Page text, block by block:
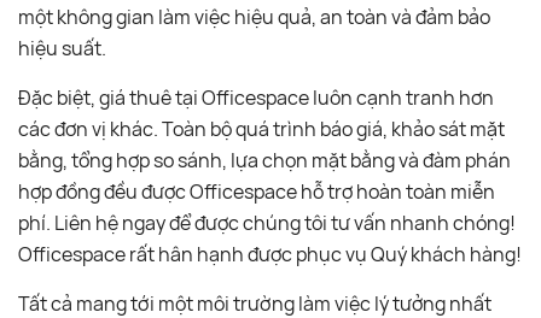
một không gian làm việc hiệu quả, an toàn và đảm bảo
hiệu suất.
Đặc biệt, giá thuê tại Officespace luôn cạnh tranh hơn
các đơn vị khác. Toàn bộ quá trình báo giá, khảo sát mặt
bằng, tổng hợp so sánh, lựa chọn mặt bằng và đàm phán
hợp đồng đều được Officespace hỗ trợ hoàn toàn miễn
phí. Liên hệ ngay để được chúng tôi tư vấn nhanh chóng!
Officespace rất hân hạnh được phục vụ Quý khách hàng!
Tất cả mang tới một môi trường làm việc lý tưởng nhất